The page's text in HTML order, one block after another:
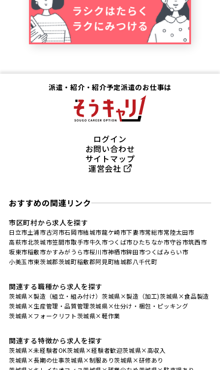
派遣・紹介・紹介予定派遣のお仕事は
ログイン
お問い合わせ
サイトマップ
運営会社
おすすめの関連リンク
市区町村から求人を探す
日立市土浦市古河市石岡市結城市龍ケ崎市下妻市常総市常陸太田市
高萩市北茨城市笠間市取手市牛久市つくば市ひたちなか市守谷市筑西市
坂東市稲敷市かすみがうら市桜川市神栖市鉾田市つくばみらい市
小美玉市東茨城郡茨城町稲敷郡阿見町結城郡八千代町
関連する職種から求人を探す
茨城県×製造（組立・組み付け）茨城県×製造（加工)茨城県×食品製造
茨城県×生産管理・品質管理茨城県×仕分け・梱包・ピッキング
茨城県×フォークリフト茨城県×軽作業
関連する特徴から求人を探す
茨城県×未経験者OK茨城県×経験者歓迎茨城県×高収入
茨城県×長期の仕事茨城県×制服あり茨城県×研修あり